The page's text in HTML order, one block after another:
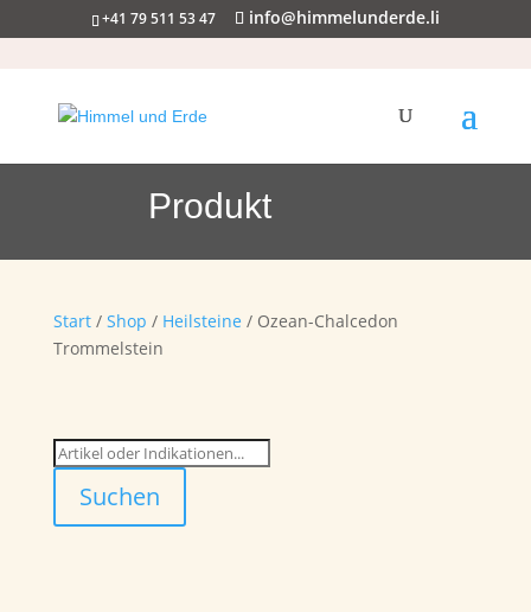
+41 79 511 53 47 info@himmelunderde.li
Produkt
Start/ Shop / Heilsteine / Ozean-Chalcedon
Trommelstein
Suchen